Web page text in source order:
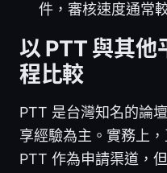
件，審核速度通常
以 PTT 與其他
程比較
PTT 是台灣知名的論
享經驗為主。實務上
PTT 作為申請渠道，